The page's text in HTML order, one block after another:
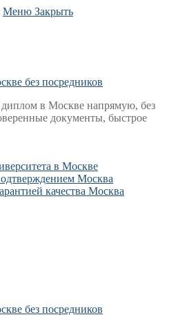
Меню Закрыть
без посредников
в Москве напрямую, без
документы, быстрое
в Москве
Москва
качества Москва
без посредников